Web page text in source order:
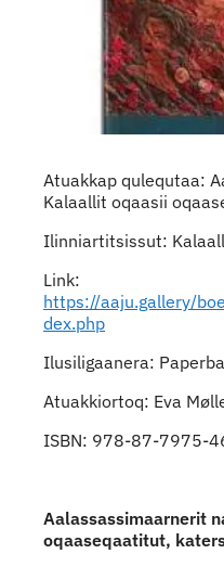
Atuakkap qulequtaa:
Kalaallit oqaasii
Ilinniartitsissut:
Link:
https://aaju.gallery/
dex.php
Ilusiligaanera:
Atuakkiortoq: Eva
ISBN: 978-87-7975-
Aalassassimaarnerit
oqaaseqaatitut,